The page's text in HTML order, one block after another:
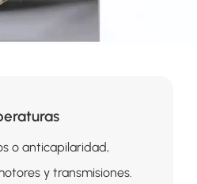
o anticapilaridad,
y transmisiones.